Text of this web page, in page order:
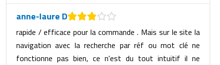
anne-laure D
rapide / efficace pour la commande . Mais sur le site la
navigation avec la recherche par réf ou mot clé ne
fonctionne pas bien, ce n'est du tout intuitif il ne